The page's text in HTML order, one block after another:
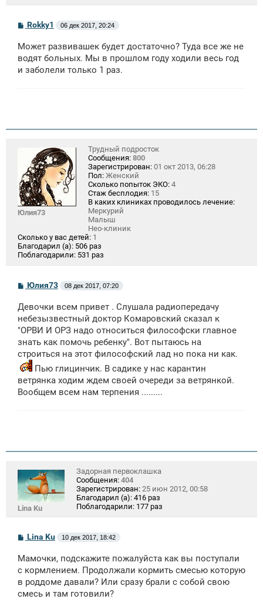
С
б
щ
е
н
Rokky1 06 дек 2017, 20:24
Может развивашек будет достаточно? Туда все же не
водят больных. Мы в прошлом году ходили весь год
и заболели только 1 раз.
Юлия73
Трудный подросток
Сообщения: 800
Зарегистрирован: 01 окт 2013, 06:28
Пол: Женский
Сколько попыток ЭКО: 4
Стаж бесплодия: 15
В каких клиниках проводилось лечение:
Меркурий
Малыш
Нео-клиник
Сколько у вас детей: 1
Благодарил (а): 506 раз
Поблагодарили: 531 раз
С
б
щ
е
н
и
Юлия73 08 дек 2017, 07:20
Девочки всем привет . Слушала радиопередачу
небезызвестный доктор Комаровский сказал к
"ОРВИ И ОРЗ надо относиться философски главное
знать как помочь ребенку". Вот пытаюсь на
строиться на этот философский лад но пока ни как.
Пью глицинчик. В садике у нас карантин
ветрянка ходим ждем своей очереди за ветрянкой.
Вообщем всем нам терпения .........
Lina Ku
Задорная первоклашка
Сообщения: 404
Зарегистрирован: 25 июн 2012, 00:58
Благодарил (а): 416 раз
Поблагодарили: 177 раз
С
б
щ
н
и
Lina Ku 10 дек 2017, 18:42
Мамочки, подскажите пожалуйста как вы поступали
с кормлением. Продолжали кормить смесью которую
в роддоме давали? Или сразу брали с собой свою
смесь и там готовили?